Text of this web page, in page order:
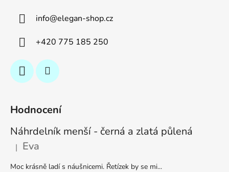
info@elegan-shop.cz
+420 775 185 250
Hodnocení
Náhrdelník menší - černá a zlatá půlená
Hodnocení produktu je 5 z 5 hvězdiček.
| Eva
Moc krásně ladí s náušnicemi. Řetízek by se mi...